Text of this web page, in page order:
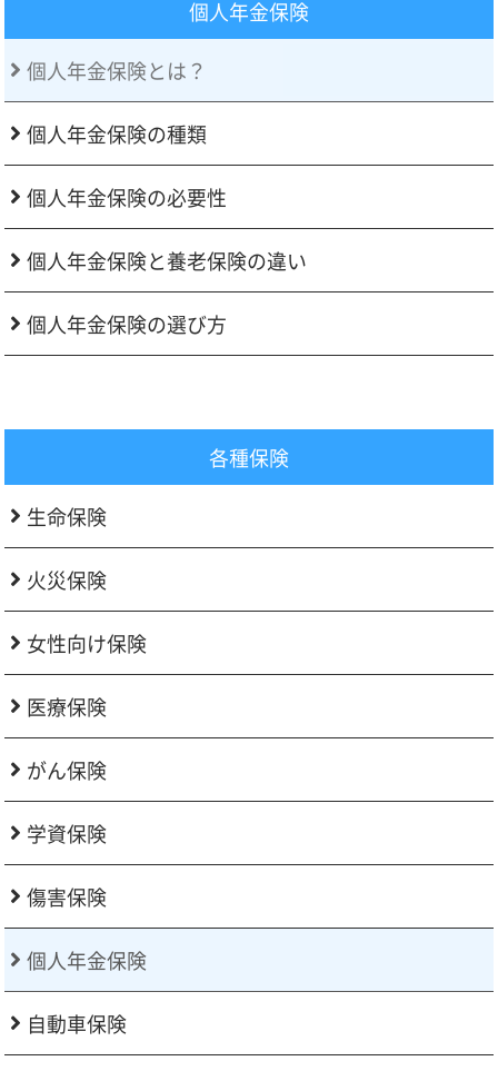
個人年金保険
個人年金保険とは？
個人年金保険の種類
個人年金保険の必要性
個人年金保険と養老保険の違い
個人年金保険の選び方
各種保険
生命保険
火災保険
女性向け保険
医療保険
がん保険
学資保険
傷害保険
個人年金保険
自動車保険